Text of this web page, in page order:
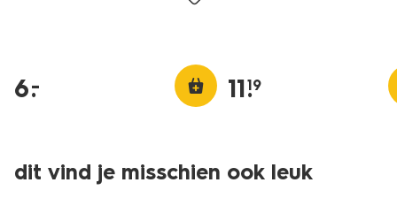
6.
– 11.
19
dit vind je misschien ook leuk